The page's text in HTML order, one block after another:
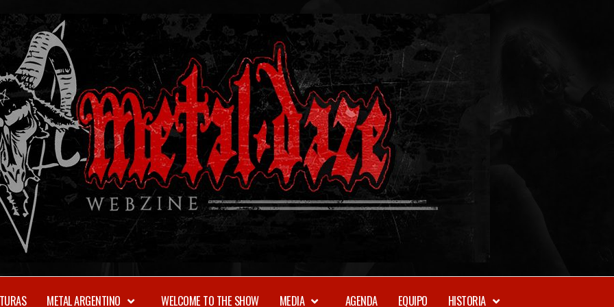
METAL ARGENTINO WELCOME TO THE SHOW MEDIA AGENDA EQUIPO HISTORIA